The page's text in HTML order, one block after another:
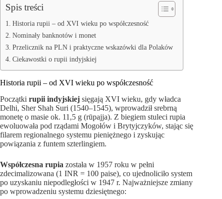
Spis treści
Historia rupii – od XVI wieku po współczesność
Nominały banknotów i monet
Przelicznik na PLN i praktyczne wskazówki dla Polaków
Ciekawostki o rupii indyjskiej
Historia rupii – od XVI wieku po współczesność
Początki rupii indyjskiej sięgają XVI wieku, gdy władca
Delhi, Sher Shah Suri (1540–1545), wprowadził srebrną
monetę o masie ok. 11,5 g (rūpajja). Z biegiem stuleci rupia
ewoluowała pod rządami Mogołów i Brytyjczyków, stając się
filarem regionalnego systemu pieniężnego i zyskując
powiązania z funtem szterlingiem.
Współczesna rupia została w 1957 roku w pełni
zdecimalizowana (1 INR = 100 paise), co ujednoliciło system
po uzyskaniu niepodległości w 1947 r. Najważniejsze zmiany
po wprowadzeniu systemu dziesiętnego: